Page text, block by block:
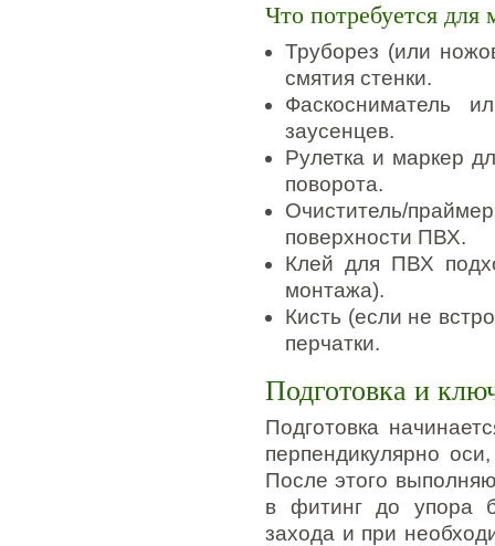
Что потребуется для
Труборез (или
смятия стенки.
Фаскосниматель
заусенцев.
Рулетка и маркер
поворота.
Очиститель/
поверхности ПВХ.
Клей для ПВХ
монтажа).
Кисть (если не
перчатки.
Подготовка и
Подготовка
перпендикулярно
После этого
в фитинг до упора
захода и при